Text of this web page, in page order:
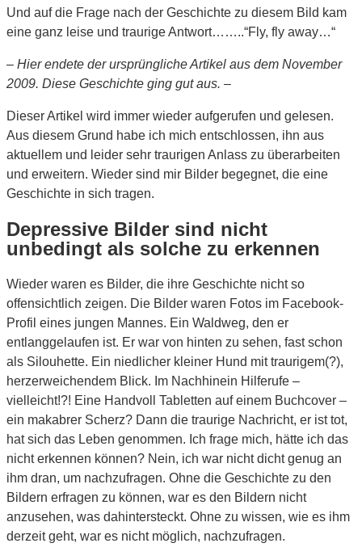
Und auf die Frage nach der Geschichte zu diesem Bild kam
eine ganz leise und traurige Antwort……..“Fly, fly away…“
– Hier endete der ursprüngliche Artikel aus dem November
2009. Diese Geschichte ging gut aus. –
Dieser Artikel wird immer wieder aufgerufen und gelesen.
Aus diesem Grund habe ich mich entschlossen, ihn aus
aktuellem und leider sehr traurigen Anlass zu überarbeiten
und erweitern. Wieder sind mir Bilder begegnet, die eine
Geschichte in sich tragen.
Depressive Bilder sind nicht
unbedingt als solche zu erkennen
Wieder waren es Bilder, die ihre Geschichte nicht so
offensichtlich zeigen. Die Bilder waren Fotos im Facebook-
Profil eines jungen Mannes. Ein Waldweg, den er
entlanggelaufen ist. Er war von hinten zu sehen, fast schon
als Silouhette. Ein niedlicher kleiner Hund mit traurigem(?),
herzerweichendem Blick. Im Nachhinein Hilferufe –
vielleicht!?! Eine Handvoll Tabletten auf einem Buchcover –
ein makabrer Scherz? Dann die traurige Nachricht, er ist tot,
hat sich das Leben genommen. Ich frage mich, hätte ich das
nicht erkennen können? Nein, ich war nicht dicht genug an
ihm dran, um nachzufragen. Ohne die Geschichte zu den
Bildern erfragen zu können, war es den Bildern nicht
anzusehen, was dahintersteckt. Ohne zu wissen, wie es ihm
derzeit geht, war es nicht möglich, nachzufragen.